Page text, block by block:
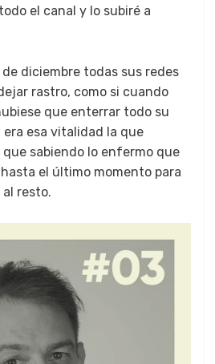
el canal y lo subiré a
de diciem­bre todas sus redes
ras­tro, como si cuan­do
que enter­rar todo su
era esa vital­i­dad la que
sabi­en­do lo enfer­mo que
el últi­mo momen­to para
resto.